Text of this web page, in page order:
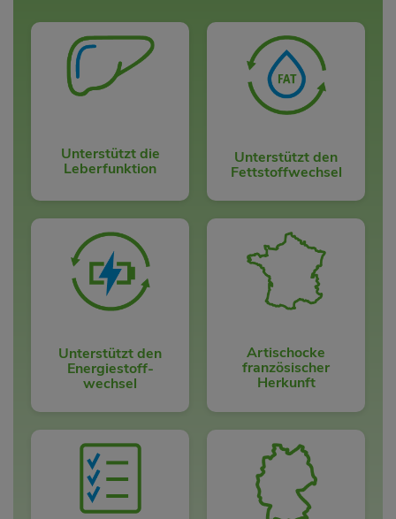
Unterstützt die
Leberfunktion
Unterstützt den
Fettstoffwechsel
Unterstützt den
Energiestoff-
wechsel
Artischocke
französischer
Herkunft